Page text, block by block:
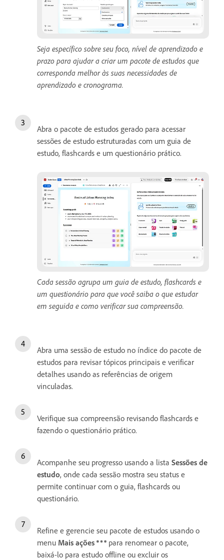
Seja específico sobre seu foco, nível de aprendizado e
prazo para ajudar a criar um pacote de estudos que
corresponda melhor às suas necessidades de
aprendizado e cronograma.
Abra o pacote de estudos gerado para acessar
sessões de estudo estruturadas com um guia de
estudo, flashcards e um questionário prático.
Cada sessão agrupa um guia de estudo, flashcards e
um questionário para que você saiba o que estudar
em seguida e como verificar sua compreensão.
Abra uma sessão de estudo no índice do pacote de
estudos para revisar tópicos principais e verificar
detalhes usando as referências de origem
vinculadas.
Verifique sua compreensão revisando flashcards e
fazendo o questionário prático.
Acompanhe seu progresso usando a lista Sessões de
estudo, onde cada sessão mostra seu status e
permite continuar com o guia, flashcards ou
questionário.
Refine e gerencie seu pacote de estudos usando o
menu Mais ações
para renomear o pacote,
baixá-lo para estudo offline ou excluir os